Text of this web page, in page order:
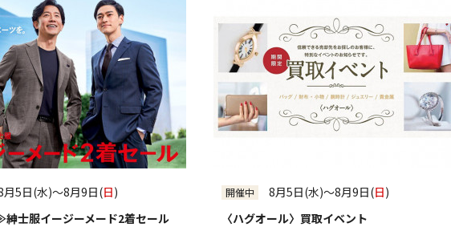
モール[南館6F]
トガーデン [本館屋上]
OSOTO[南館屋上]
館タカシマヤ6F]
ロン [本館タカシマヤ5F]
シマヤ食料品フロア[本館タカシマヤB1フーズシティ]
全件表示
9
16
23
30
月5日(水)～8月9日(日)
士服イージーメード2着セール
開催中 8月5日(水)～8月9日(日)
〈ハグオール〉買取イベント